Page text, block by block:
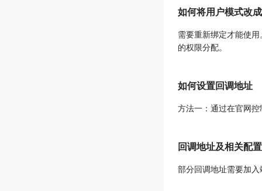
如何将用户模式改
需要重新绑定才能使
的权限分配。
如何设置回调地址
方法一：通过在官网
回调地址及相关配
部分回调地址需要加